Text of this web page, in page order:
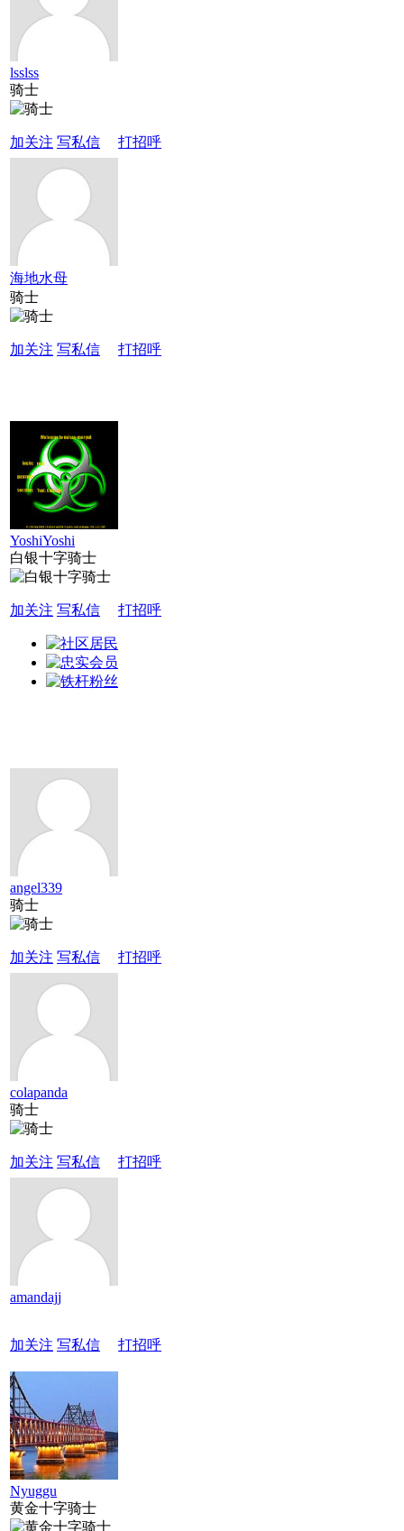
lsslss
骑士
加关注 写私信 打招呼
海地水母
骑士
加关注 写私信 打招呼
YoshiYoshi
白银十字骑士
加关注 写私信 打招呼
angel339
骑士
加关注 写私信 打招呼
colapanda
骑士
加关注 写私信 打招呼
amandajj
加关注 写私信 打招呼
Nyuggu
黄金十字骑士